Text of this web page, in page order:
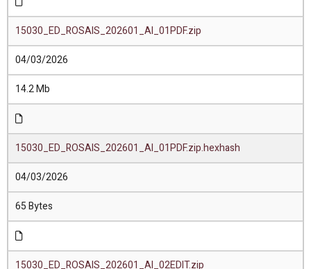
15030_ED_ROSAIS_202601_AI_01PDF.zip
04/03/2026
14.2 Mb
15030_ED_ROSAIS_202601_AI_01PDF.zip.hexhash
04/03/2026
65 Bytes
15030_ED_ROSAIS_202601_AI_02EDIT.zip